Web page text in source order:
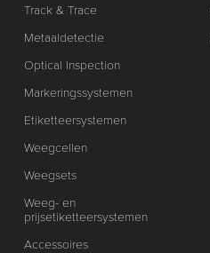
Track & Trace
Metaaldetectie
Optical Inspection
Markeringssystemen
Etiketteersystemen
Weegcellen
Weegsets
Weeg- en
prijsetiketteersystemen
Accessoires